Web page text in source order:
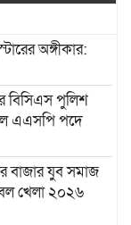
অঙ্গীকার:
বিসিএস পুলিশ
এএসপি পদে
বাজার যুব সমাজ
খেলা ২০২৬